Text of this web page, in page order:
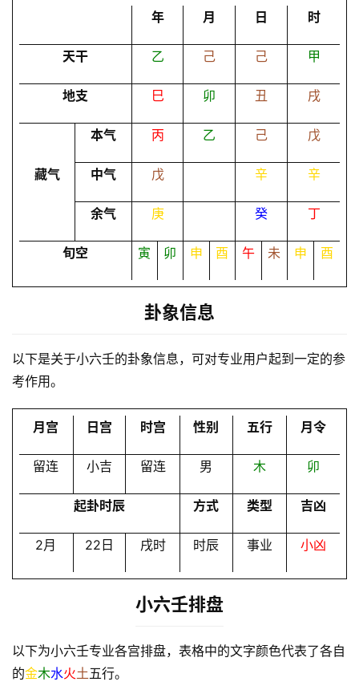
会
年 月 日 时
天干 乙 己 己 甲
地支 巳 卯 丑 戌
本气 丙 乙 己 戊
藏气 中气 戊 辛 辛
余气 庚 癸 丁
旬空 寅 卯 申 酉 午 未 申 酉
卦象信息
以下是关于小六壬的卦象信息，可对专业用户起到一定的参
考作用。
月宫 日宫 时宫 性别 五行 月令
留连 小吉 留连 男 木 卯
起卦时辰 方式 类型 吉凶
2月 22日 戌时 时辰 事业 小凶
小六壬排盘
以下为小六壬专业各宫排盘，表格中的文字颜色代表了各自
的金木水火土五行。